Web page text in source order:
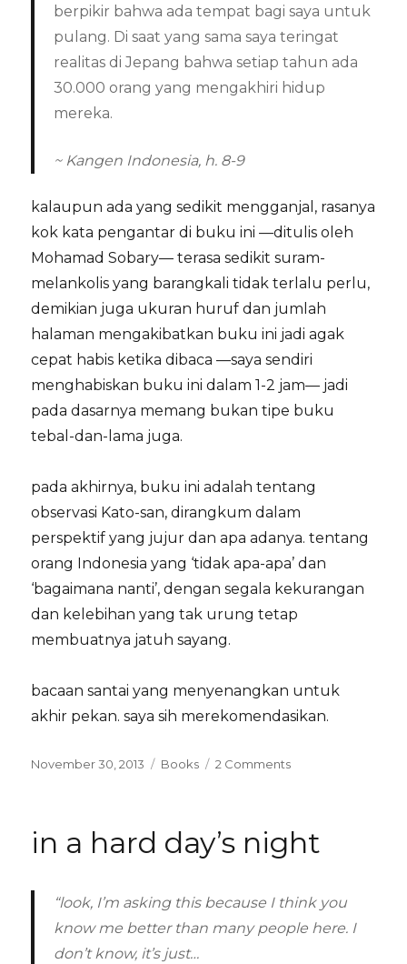
berpikir bahwa ada tempat bagi saya untuk
pulang. Di saat yang sama saya teringat
realitas di Jepang bahwa setiap tahun ada
30.000 orang yang mengakhiri hidup
mereka.
~ Kangen Indonesia, h. 8-9
kalaupun ada yang sedikit mengganjal, rasanya
kok kata pengantar di buku ini —ditulis oleh
Mohamad Sobary— terasa sedikit suram-
melankolis yang barangkali tidak terlalu perlu,
demikian juga ukuran huruf dan jumlah
halaman mengakibatkan buku ini jadi agak
cepat habis ketika dibaca —saya sendiri
menghabiskan buku ini dalam 1-2 jam— jadi
pada dasarnya memang bukan tipe buku
tebal-dan-lama juga.
pada akhirnya, buku ini adalah tentang
observasi Kato-san, dirangkum dalam
perspektif yang jujur dan apa adanya. tentang
orang Indonesia yang ‘tidak apa-apa’ dan
‘bagaimana nanti’, dengan segala kekurangan
dan kelebihan yang tak urung tetap
membuatnya jatuh sayang.
bacaan santai yang menyenangkan untuk
akhir pekan. saya sih merekomendasikan.
Posted
November 30, 2013 Categories
Books 2 Commentson
di
jepang
in a hard day’s night
“look, I’m asking this because I think you
know me better than many people here. I
don’t know, it’s just…